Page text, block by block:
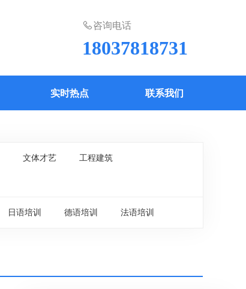
咨询电话
18037818731
实时热点 联系我们
文体才艺 工程建筑
日语培训 德语培训 法语培训